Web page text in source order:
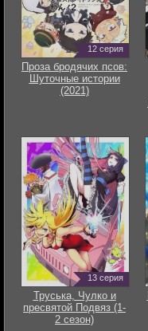
12 серия
Проза бродячих псов:
Шуточные истории
(2021)
13 серия
Труська, Чулко и
пресвятой Подвяз (1-
2 сезон)